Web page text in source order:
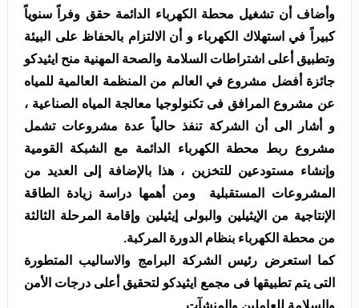
وأضاف أن تشغيل محطة الكهرباء الدائمة حقق وفراً سنوياً
كبيراً في استهلاك الكهرباء و أن الالتزام بالحفاظ على البيئة
وتطبيق أعلى اشتراطات السلامة والصحة المهنية منح ايثيدكو
جائزة أفضل مشروع في العالم من المنظمة العالمية للمياه
عن مشروع المرافق فى تكنولوجيا معالجة المياه الصناعية ،
و أشار الى أن الشركة تنفذ حالياً عدة مشروعات تشمل
مشروع ربط محطة الكهرباء الدائمة مع الشبكة القومية
وإنشاء مستودعين للتخزين ، هذا بالإضافة إلى العديد من
المشروعات المستقبلية ومن أهمها دراسة زيادة الطاقة
الإنتاجية من الإيثيلين والبولى إيثيلين وإقامة المرحلة الثالثة
من محطة الكهرباء بنظام الدورة المركبة.
كما استعرض رئيس الشركة البرامج والاساليب المتطورة
التى يتم تطبيقها فى مجمع ايثيدكو لتحقيق أعلى درجات الأمن